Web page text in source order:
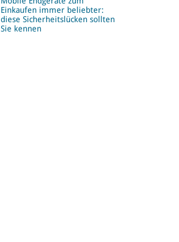
Einkaufen immer beliebter:
diese Sicherheitslücken sollten
Sie kennen